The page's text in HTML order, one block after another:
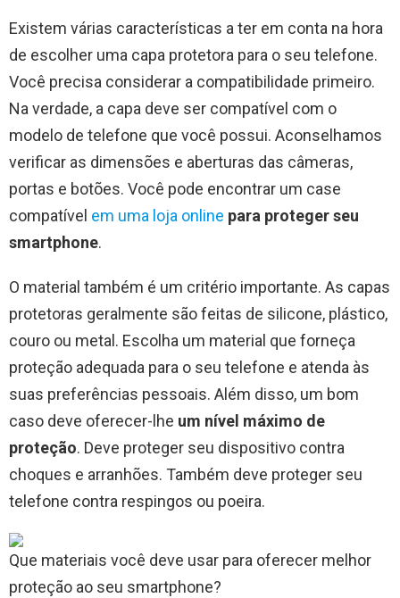
Existem várias características a ter em conta na hora
de escolher uma capa protetora para o seu telefone.
Você precisa considerar a compatibilidade primeiro.
Na verdade, a capa deve ser compatível com o
modelo de telefone que você possui. Aconselhamos
verificar as dimensões e aberturas das câmeras,
portas e botões. Você pode encontrar um case
compatível em uma loja online para proteger seu
smartphone.
O material também é um critério importante. As capas
protetoras geralmente são feitas de silicone, plástico,
couro ou metal. Escolha um material que forneça
proteção adequada para o seu telefone e atenda às
suas preferências pessoais. Além disso, um bom
caso deve oferecer-lhe um nível máximo de
proteção. Deve proteger seu dispositivo contra
choques e arranhões. Também deve proteger seu
telefone contra respingos ou poeira.
Que materiais você deve usar para oferecer melhor
proteção ao seu smartphone?